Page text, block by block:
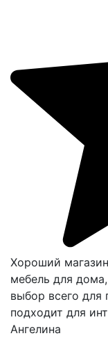
Хороший
мебель для
выбор всего для
подходит для
Ангелина